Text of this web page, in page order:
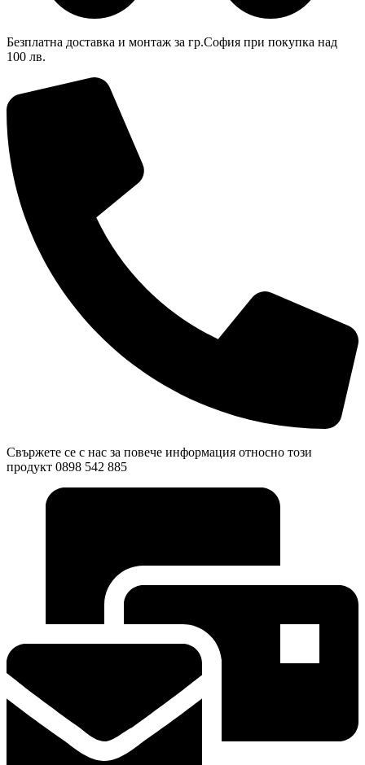
Безплатна доставка и монтаж за гр.София при покупка над
100 лв.
Свържете се с нас за повече информация относно този
продукт 0898 542 885